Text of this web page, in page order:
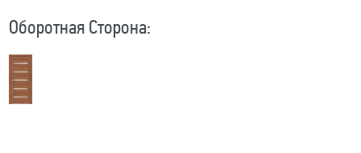
Оборотная Сторона: